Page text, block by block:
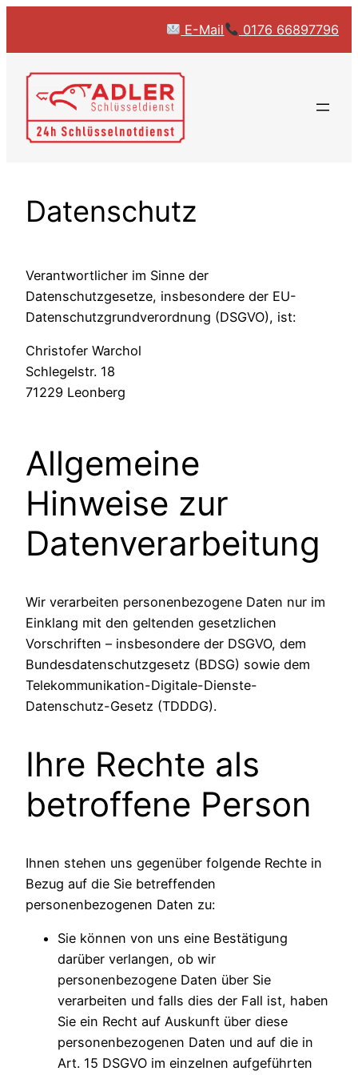
springen
E-Mail 0176 66897796
Datenschutz
Verantwortlicher im Sinne der
Datenschutzgesetze, insbesondere der EU-
Datenschutzgrundverordnung (DSGVO), ist:
Christofer Warchol
Schlegelstr. 18
71229 Leonberg
Allgemeine
Hinweise zur
Datenverarbeitung
Wir verarbeiten personenbezogene Daten nur im
Einklang mit den geltenden gesetzlichen
Vorschriften – insbesondere der DSGVO, dem
Bundesdatenschutzgesetz (BDSG) sowie dem
Telekommunikation-Digitale-Dienste-
Datenschutz-Gesetz (TDDDG).
Ihre Rechte als
betroffene Person
Ihnen stehen uns gegenüber folgende Rechte in
Bezug auf die Sie betreffenden
personenbezogenen Daten zu:
Sie können von uns eine Bestätigung
darüber verlangen, ob wir
personenbezogene Daten über Sie
verarbeiten und falls dies der Fall ist, haben
Sie ein Recht auf Auskunft über diese
personenbezogenen Daten und auf die in
Art. 15 DSGVO im einzelnen aufgeführten